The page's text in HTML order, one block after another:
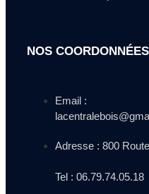
NOS COORDONNÉES
Email :
Adresse : 800
Tel : 06.79.74.05.18